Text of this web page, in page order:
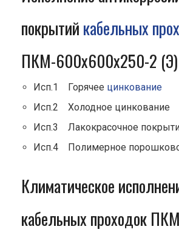
покрытий кабельных
ПКМ-600х600х250-2 (Э)
Исп.1 Горячее цинкование
Исп.2 Холодное цинкование
Исп.3 Лакокрасочное
Исп.4 Полимерное
Климатическое
кабельных проходок